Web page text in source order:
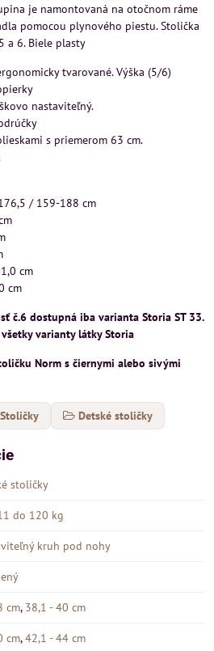
je namontovaná na otočnom ráme
pomocou plynového piestu. Stolička
a 6. Biele plasty
tvarované. Výška (5/6)
nastaviteľný.
s priemerom 63 cm.
/ 159-188 cm
cm
cm
č.6 dostupná iba varianta Storia ST 33.
varianty látky Storia
Norm s čiernymi alebo sivými
Stoličky Detské stoličky
stoličky
do 120 kg
kruh pod nohy
cm, 38,1 - 40 cm
cm,42,1 - 44 cm